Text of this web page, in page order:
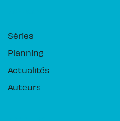
Séries
Planning
Actualités
Auteurs